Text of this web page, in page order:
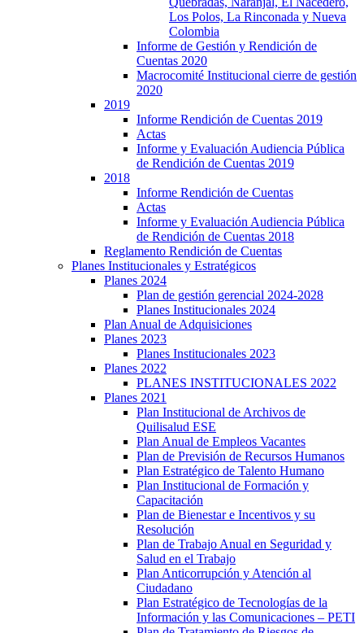
Los Polos, La Rinconada y Nueva
Colombia
Informe de Gestión y Rendición de
Cuentas 2020
Macrocomité Institucional cierre de gestión
2020
2019
Informe Rendición de Cuentas 2019
Actas
Informe y Evaluación Audiencia Pública
de Rendición de Cuentas 2019
2018
Informe Rendición de Cuentas
Actas
Informe y Evaluación Audiencia Pública
de Rendición de Cuentas 2018
Reglamento Rendición de Cuentas
Planes Institucionales y Estratégicos
Planes 2024
Plan de gestión gerencial 2024-2028
Planes Institucionales 2024
Plan Anual de Adquisiciones
Planes 2023
Planes Institucionales 2023
Planes 2022
PLANES INSTITUCIONALES 2022
Planes 2021
Plan Institucional de Archivos de
Quilisalud ESE
Plan Anual de Empleos Vacantes
Plan de Previsión de Recursos Humanos
Plan Estratégico de Talento Humano
Plan Institucional de Formación y
Capacitación
Plan de Bienestar e Incentivos y su
Resolución
Plan de Trabajo Anual en Seguridad y
Salud en el Trabajo
Plan Anticorrupción y Atención al
Ciudadano
Plan Estratégico de Tecnologías de la
Información y las Comunicaciones – PETI